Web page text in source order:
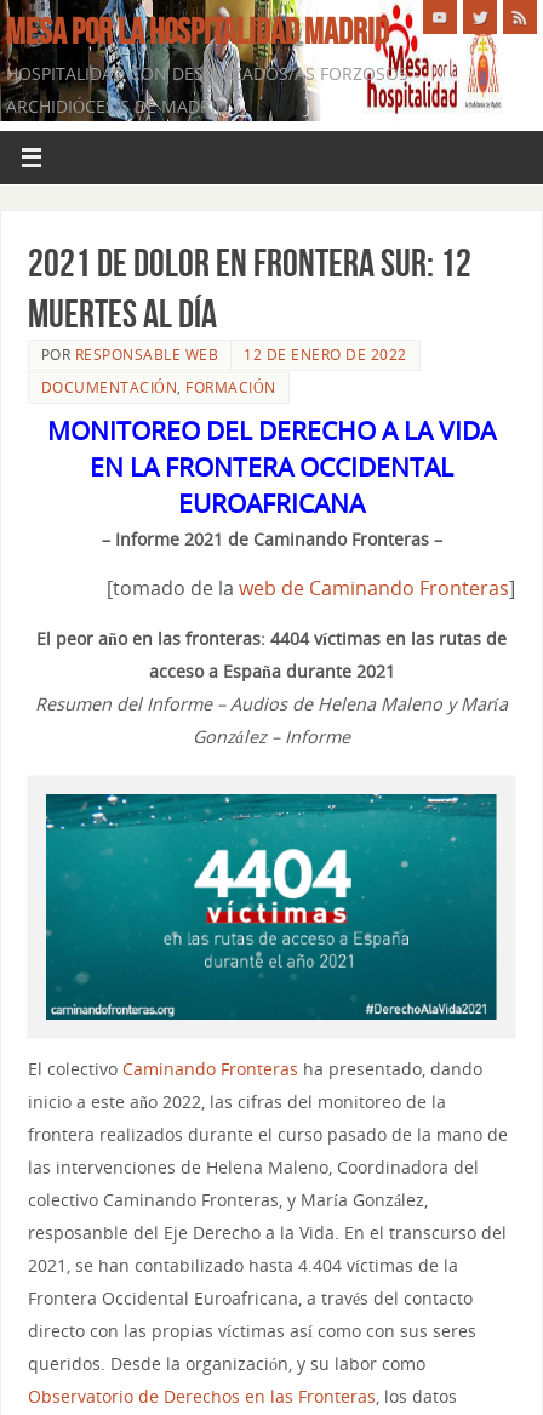
MESA POR LA HOSPITALIDAD MADRID
HOSPITALIDAD CON DESPLAZADOS/AS FORZOSOS -
ARCHIDIÓCESIS DE MADRID
2021 DE DOLOR EN FRONTERA SUR: 12
MUERTES AL DÍA
POR RESPONSABLE WEB
12 DE ENERO DE 2022
DOCUMENTACIÓN, FORMACIÓN
MONITOREO DEL DERECHO A LA VIDA
EN LA FRONTERA OCCIDENTAL
EUROAFRICANA
– Informe 2021 de Caminando Fronteras –
[tomado de laweb de Caminando Fronteras]
El peor año en las fronteras: 4404 víctimas en las rutas de
acceso a España durante 2021
Resumen del Informe – Audios de Helena Maleno y María
González – Informe
El colectivo Caminando Fronteras ha presentado, dando
inicio a este año 2022, las cifras del monitoreo de la
frontera realizados durante el curso pasado de la mano de
las intervenciones de Helena Maleno, Coordinadora del
colectivo Caminando Fronteras, y María González,
resposanble del Eje Derecho a la Vida. En el transcurso del
2021, se han contabilizado hasta 4.404 víctimas de la
Frontera Occidental Euroafricana, a través del contacto
directo con las propias víctimas así como con sus seres
queridos. Desde la organización, y su labor como
Observatorio de Derechos en las Fronteras , los datos